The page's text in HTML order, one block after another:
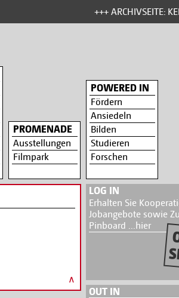
+++ ARCHIVSEITE:
PROMENADE
Ausstellungen
Filmpark
POWERED IN
Fördern
Ansiedeln
Bilden
Studieren
Forschen
LOG IN
Erhalten Sie
Jobangebote sowie
Pinboard ...hier
OUT IN
∧